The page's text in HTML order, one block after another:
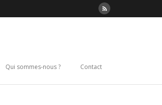
Qui sommes-nous ? Contact